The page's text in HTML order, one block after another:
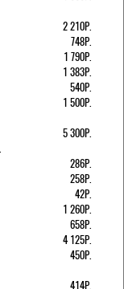
2 210Р.
748Р.
1 790Р.
1 383Р.
540Р.
1 500Р.
5 300Р.
286Р.
258Р.
42Р.
1 260Р.
658Р.
4 125Р.
450Р.
414Р.